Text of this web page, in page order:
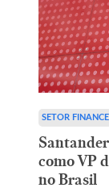
SETOR
como VP
no Brasil